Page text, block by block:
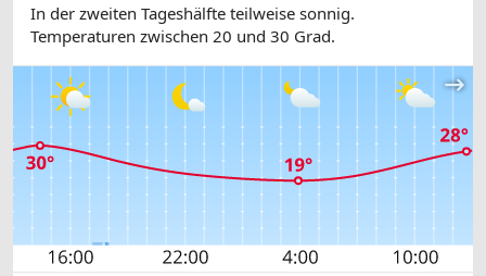
In der zweiten Tageshälfte teilweise sonnig.
Temperaturen zwischen 20 und 30 Grad.